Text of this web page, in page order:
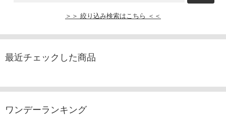
＞＞ 絞り込み検索はこちら ＜＜
最近チェックした商品
ワンデーランキング